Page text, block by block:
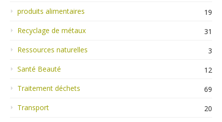
produits alimentaires
19
Recyclage de métaux
31
Ressources naturelles
3
Santé Beauté
12
Traitement déchets
69
Transport
20